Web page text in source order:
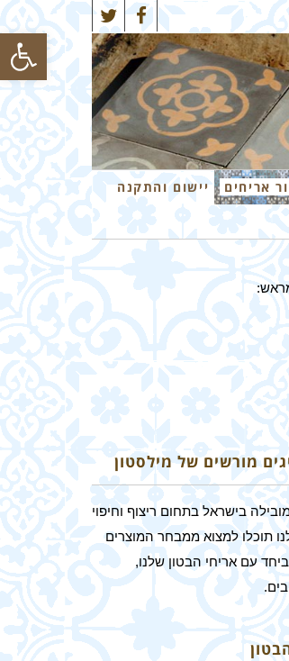
פתח
Facebook
Twitter
אריחים
יישום והתקנה
מורשים של מילסטון
בישראל בתחום ריצוף וחיפוי
תוכלו למצוא ממבחר המוצרים
עם אריחי הבטון שלנו,